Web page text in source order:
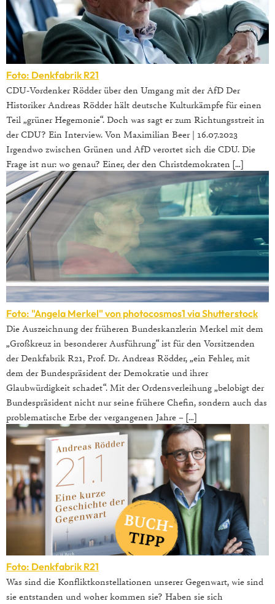
Foto: Denkfabrik R21
CDU-Vordenker Rödder über den Umgang mit der AfD Der
Historiker Andreas Rödder hält deutsche Kulturkämpfe für einen
Teil „grüner Hegemonie“. Doch was sagt er zum Richtungsstreit in
der CDU? Ein Interview. Von Maximilian Beer | 16.07.2023
Irgendwo zwischen Grünen und AfD verortet sich die CDU. Die
Frage ist nur: wo genau? Einer, der den Christdemokraten […]
Foto: "Angela Merkel" von photocosmos1 viaShutterstock
Die Auszeichnung der früheren Bundeskanzlerin Merkel mit dem
„Großkreuz in besonderer Ausführung“ ist für den Vorsitzenden
der Denkfabrik R21, Prof. Dr. Andreas Rödder, „ein Fehler, mit
dem der Bundespräsident der Demokratie und ihrer
Glaubwürdigkeit schadet“. Mit der Ordensverleihung „belobigt der
Bundespräsident nicht nur seine frühere Chefin, sondern auch das
problematische Erbe der vergangenen Jahre – […]
Foto: Denkfabrik R21
Was sind die Konfliktkonstellationen unserer Gegenwart, wie sind
sie entstanden und woher kommen sie? Haben sie sich